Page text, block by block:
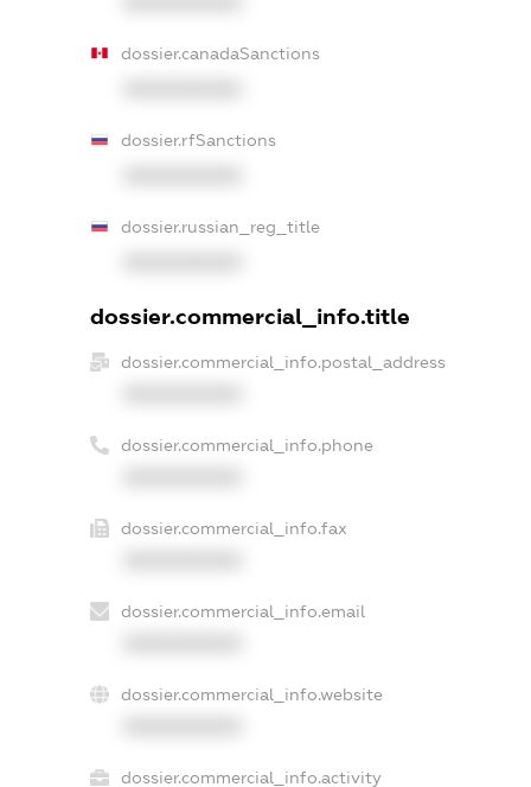
dossier.canadaSanctions
dossier.rfSanctions
dossier.russian_reg_title
dossier.commercial_info.title
dossier.commercial_info.postal_address
dossier.commercial_info.phone
dossier.commercial_info.fax
dossier.commercial_info.email
dossier.commercial_info.website
dossier.commercial_info.activity